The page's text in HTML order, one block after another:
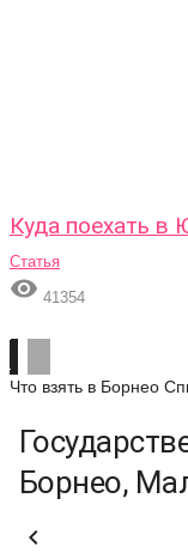
Куда поехать в
Статья
 41354
Что взять в Борнео
Борнео,
